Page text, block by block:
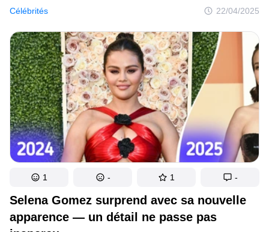
Célébrités 22/04/2025
conversations sincères parmi les fans et les médias. Bien que
sa récente transformation physique ait suscité beaucoup
d’attention, il convient de se concentrer sur son parcours
inspirant en tant qu’artiste, militante et symbole de résilience.
Selena Gomez surprend avec sa nouvelle
apparence — un détail ne passe pas
1 - 1 -
Humour
Auteurs
Règles éditoriales
Contacte la rédaction
Politique de confidentialité
Politique de droit d'auteur